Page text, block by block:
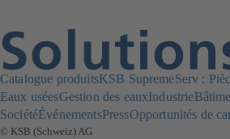
Catalogue produitsKSB SupremeServ :
Eaux uséesGestion des eauxIndustrie
SociétéÉvénementsPressOpportunités de
© KSB (Schweiz) AG